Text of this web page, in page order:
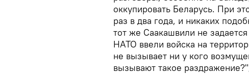
оккупировать Беларусь. При
раз в два года, и никаких
тот же Саакашвили не
НАТО ввели войска на
не вызывает ни у кого
вызывают такое